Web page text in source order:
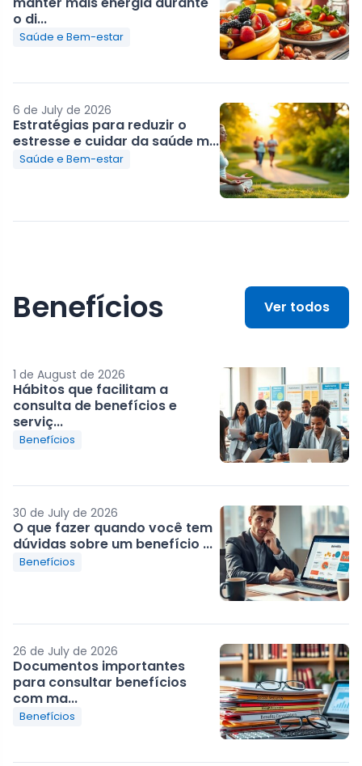
o di...
Saúde e Bem-estar
6 de July de 2026
Estratégias para reduzir o
estresse e cuidar da saúde m...
Saúde e Bem-estar
Benefícios Ver todos
1 de August de 2026
Hábitos que facilitam a
consulta de benefícios e
serviç...
Benefícios
30 de July de 2026
O que fazer quando você tem
dúvidas sobre um benefício ...
Benefícios
26 de July de 2026
Documentos importantes
para consultar benefícios
com ma...
Benefícios